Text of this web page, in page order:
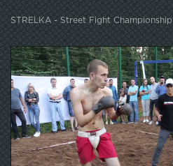
STRELKA - Street Fight Championship